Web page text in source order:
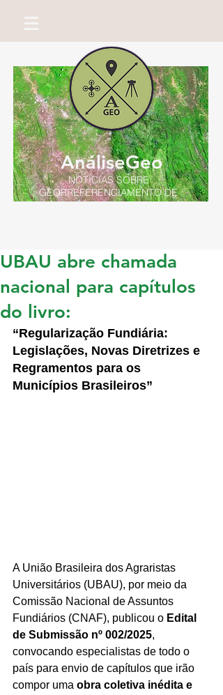
AnáliseGeo
NOTÍCIAS SOBRE
GEORREFERENCIAMENTO DE
IMÓVEIS RURAIS
UBAU abre chamada
nacional para capítulos
do livro:
“Regularização Fundiária:
Legislações, Novas Diretrizes e
Regramentos para os
Municípios Brasileiros”
A União Brasileira dos Agraristas
Universitários (UBAU), por meio da
Comissão Nacional de Assuntos
Fundiários (CNAF), publicou o Edital
de Submissão nº 002/2025,
convocando especialistas de todo o
país para envio de capítulos que irão
compor uma obra coletiva inédita e